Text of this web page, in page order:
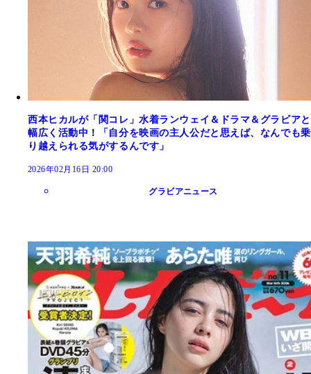
西本ヒカルが「関コレ」水着ランウェイ＆ドラマ＆グラビアと
幅広く活動中！「自分を映画の主人公だと思えば、なんでも乗
り越えられる気がするんです」
2026年02月16日 20:00
グラビアニュース